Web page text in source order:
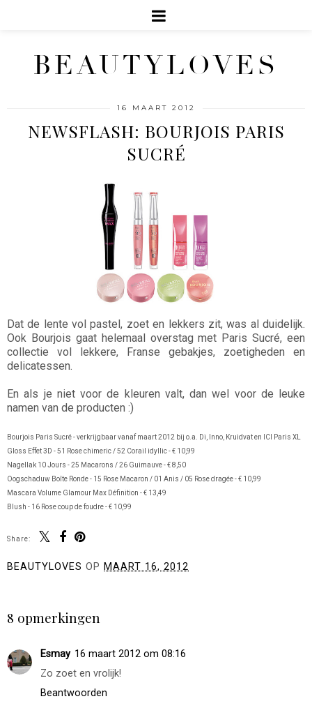
BEAUTYLOVES
16 MAART 2012
NEWSFLASH: BOURJOIS PARIS
SUCRÉ
Dat de lente vol pastel, zoet en lekkers zit, was al duidelijk.
Ook Bourjois gaat helemaal overstag met Paris Sucré, een
collectie vol lekkere, Franse gebakjes, zoetigheden en
delicatessen.
En als je niet voor de kleuren valt, dan wel voor de leuke
namen van de producten :)
Bourjois Paris Sucré - verkrijgbaar vanaf maart 2012 bij o.a. Di, Inno, Kruidvat en ICI Paris XL
Gloss Effet 3D - 51 Rose chimeric / 52 Corail idyllic - € 10,99
Nagellak 10 Jours - 25 Macarons / 26 Guimauve - € 8,50
Oogschaduw Boîte Ronde - 15 Rose Macaron / 01 Anis / 05 Rose dragée - € 10,99
Mascara Volume Glamour Max Définition - € 13,49
Blush - 16 Rose coup de foudre - € 10,99
Share:
BEAUTYLOVES OP MAART 16, 2012
8 opmerkingen
Esmay 16 maart 2012 om 08:16
Zo zoet en vrolijk!
Beantwoorden